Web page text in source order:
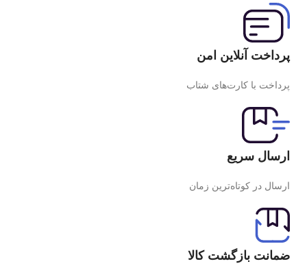
پرداخت آنلاین امن
پرداخت با کارت‌های شتاب
ارسال سریع
ارسال در کوتاه‌ترین زمان
ضمانت بازگشت کالا